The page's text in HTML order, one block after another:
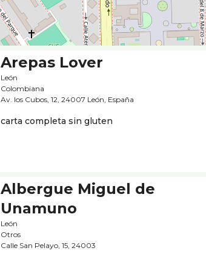
Arepas Lover
León
Colombiana
Av. los Cubos, 12, 24007 León, España
carta completa sin gluten
Albergue Miguel de
Unamuno
León
Otros
Calle San Pelayo, 15, 24003